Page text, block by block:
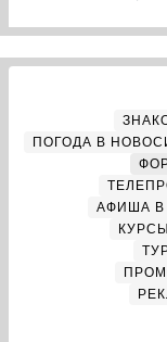
ПОГОДА В
АФИША В